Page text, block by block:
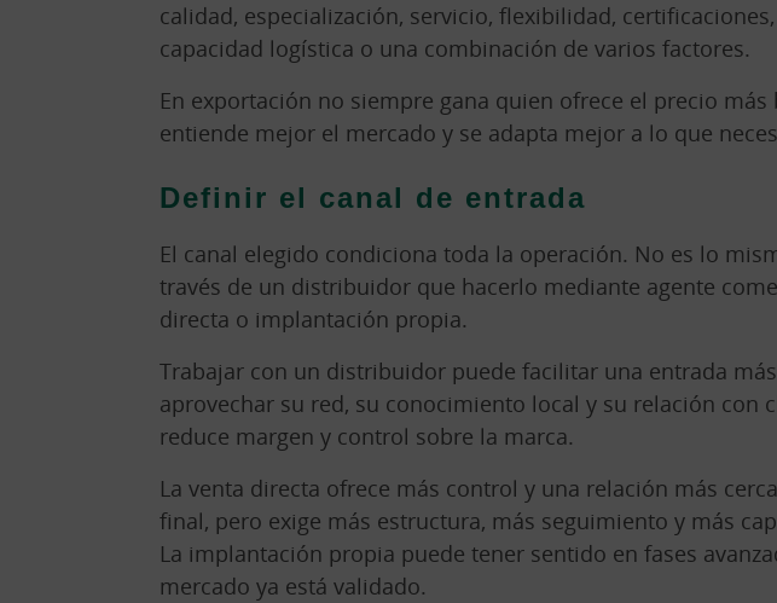
calidad, especialización, servicio, flexibilidad,
capacidad logística o una combinación de varios factores.
En exportación no siempre gana quien ofrece el precio más
entiende mejor el mercado y se adapta mejor a lo que
Definir el canal de entrada
El canal elegido condiciona toda la operación. No es lo
través de un distribuidor que hacerlo mediante agente
directa o implantación propia.
Trabajar con un distribuidor puede facilitar una entrada
aprovechar su red, su conocimiento local y su relación con
reduce margen y control sobre la marca.
La venta directa ofrece más control y una relación más
final, pero exige más estructura, más seguimiento y más
La implantación propia puede tener sentido en fases
mercado ya está validado.